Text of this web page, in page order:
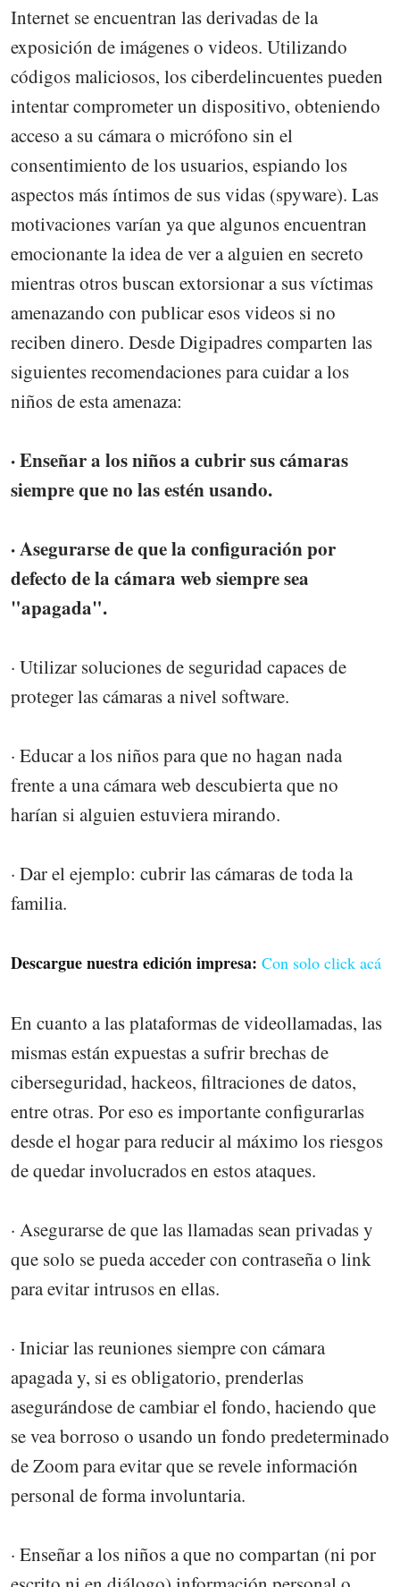
Internet se encuentran las derivadas de la
exposición de imágenes o videos. Utilizando
códigos maliciosos, los ciberdelincuentes pueden
intentar comprometer un dispositivo, obteniendo
acceso a su cámara o micrófono sin el
consentimiento de los usuarios, espiando los
aspectos más íntimos de sus vidas (spyware). Las
motivaciones varían ya que algunos encuentran
emocionante la idea de ver a alguien en secreto
mientras otros buscan extorsionar a sus víctimas
amenazando con publicar esos videos si no
reciben dinero. Desde Digipadres comparten las
siguientes recomendaciones para cuidar a los
niños de esta amenaza:
· Enseñar a los niños a cubrir sus cámaras
siempre que no las estén usando.
· Asegurarse de que la configuración por
defecto de la cámara web siempre sea
"apagada".
· Utilizar soluciones de seguridad capaces de
proteger las cámaras a nivel software.
· Educar a los niños para que no hagan nada
frente a una cámara web descubierta que no
harían si alguien estuviera mirando.
· Dar el ejemplo: cubrir las cámaras de toda la
familia.
Descargue nuestra edición impresa: Con solo click acá
En cuanto a las plataformas de videollamadas, las
mismas están expuestas a sufrir brechas de
ciberseguridad, hackeos, filtraciones de datos,
entre otras. Por eso es importante configurarlas
desde el hogar para reducir al máximo los riesgos
de quedar involucrados en estos ataques.
· Asegurarse de que las llamadas sean privadas y
que solo se pueda acceder con contraseña o link
para evitar intrusos en ellas.
· Iniciar las reuniones siempre con cámara
apagada y, si es obligatorio, prenderlas
asegurándose de cambiar el fondo, haciendo que
se vea borroso o usando un fondo predeterminado
de Zoom para evitar que se revele información
personal de forma involuntaria.
· Enseñar a los niños a que no compartan (ni por